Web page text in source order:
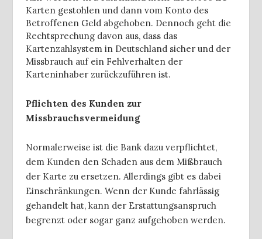
Karten gestohlen und dann vom Konto des
Betroffenen Geld abgehoben. Dennoch geht die
Rechtsprechung davon aus, dass das
Kartenzahlsystem in Deutschland sicher und der
Missbrauch auf ein Fehlverhalten der
Karteninhaber zurückzuführen ist.
Pflichten des Kunden zur
Missbrauchsvermeidung
Normalerweise ist die Bank dazu verpflichtet,
dem Kunden den Schaden aus dem Mißbrauch
der Karte zu ersetzen. Allerdings gibt es dabei
Einschränkungen. Wenn der Kunde fahrlässig
gehandelt hat, kann der Erstattungsanspruch
begrenzt oder sogar ganz aufgehoben werden.